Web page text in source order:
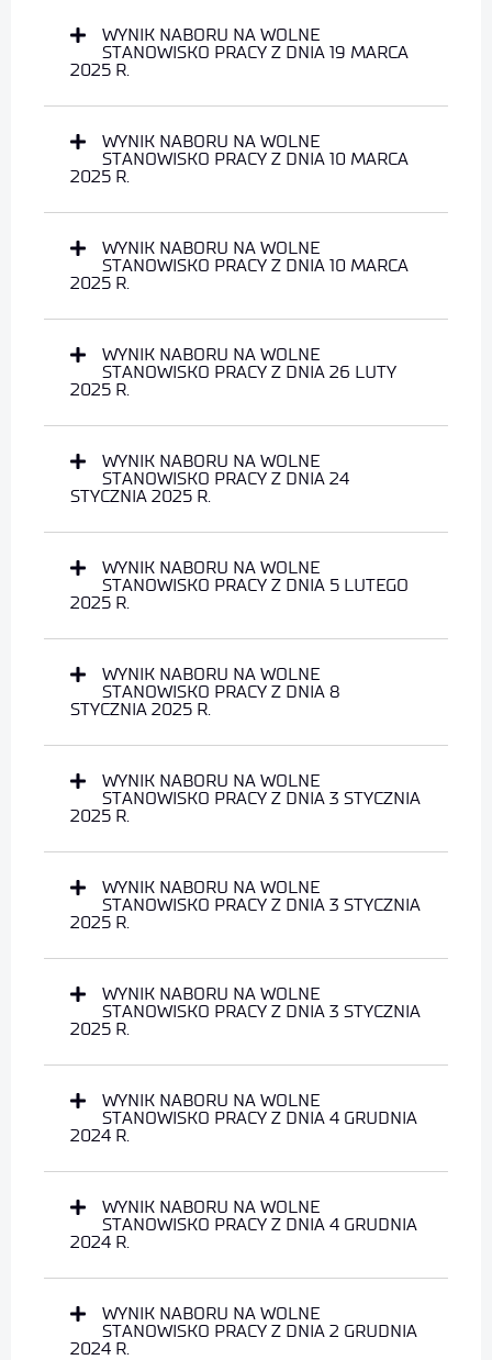
WYNIK NABORU NA WOLNE
STANOWISKO PRACY Z DNIA 19 MARCA
2025 R.
WYNIK NABORU NA WOLNE
STANOWISKO PRACY Z DNIA 10 MARCA
2025 R.
WYNIK NABORU NA WOLNE
STANOWISKO PRACY Z DNIA 10 MARCA
2025 R.
WYNIK NABORU NA WOLNE
STANOWISKO PRACY Z DNIA 26 LUTY
2025 R.
WYNIK NABORU NA WOLNE
STANOWISKO PRACY Z DNIA 24
STYCZNIA 2025 R.
WYNIK NABORU NA WOLNE
STANOWISKO PRACY Z DNIA 5 LUTEGO
2025 R.
WYNIK NABORU NA WOLNE
STANOWISKO PRACY Z DNIA 8
STYCZNIA 2025 R.
WYNIK NABORU NA WOLNE
STANOWISKO PRACY Z DNIA 3 STYCZNIA
2025 R.
WYNIK NABORU NA WOLNE
STANOWISKO PRACY Z DNIA 3 STYCZNIA
2025 R.
WYNIK NABORU NA WOLNE
STANOWISKO PRACY Z DNIA 3 STYCZNIA
2025 R.
WYNIK NABORU NA WOLNE
STANOWISKO PRACY Z DNIA 4 GRUDNIA
2024 R.
WYNIK NABORU NA WOLNE
STANOWISKO PRACY Z DNIA 4 GRUDNIA
2024 R.
WYNIK NABORU NA WOLNE
STANOWISKO PRACY Z DNIA 2 GRUDNIA
2024 R.